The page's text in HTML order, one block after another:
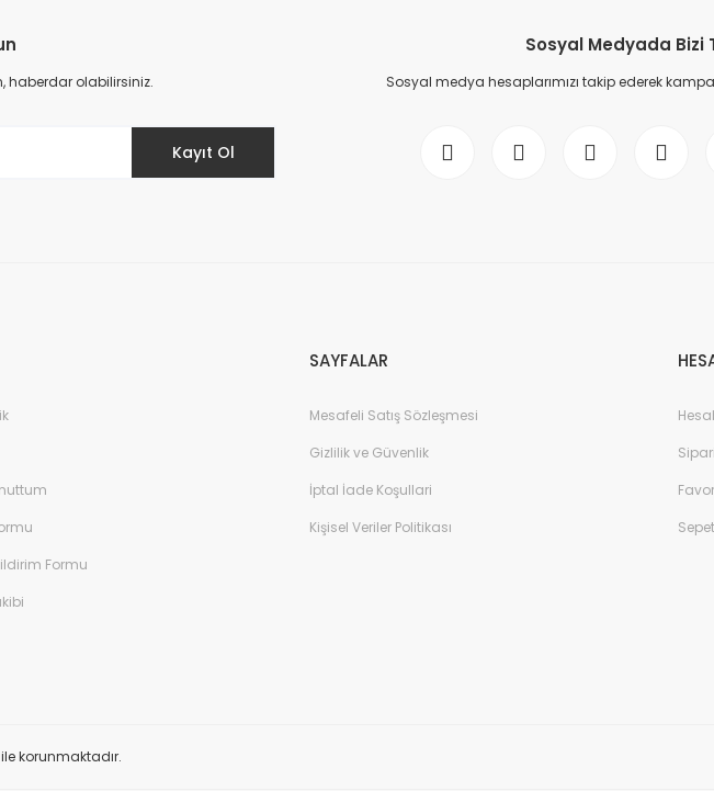
haberdar olabilirsiniz.
Kayıt Ol
Sosyal Medyada Bizi
Sosyal medya hesaplarımızı takip ederek
Formu
SAYFALAR
Mesafeli Satış Sözleşmesi
Gizlilik ve Güvenlik
İptal İade Koşullari
Kişisel Veriler Politikası
ile korunmaktadır.